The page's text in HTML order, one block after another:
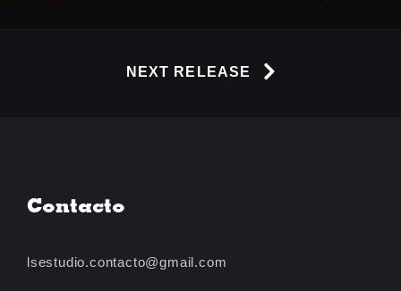
NEXT RELEASE
Contacto
lsestudio.contacto@gmail.com